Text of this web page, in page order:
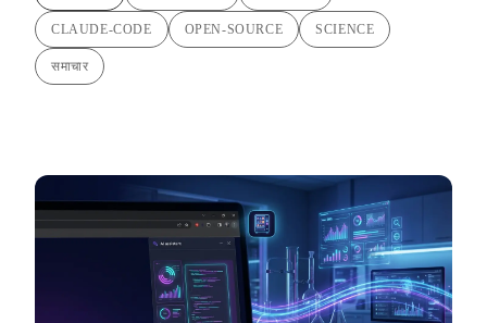
CLAUDE-CODE OPEN-SOURCE SCIENCE
समाचार